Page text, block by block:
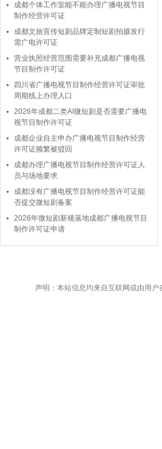
成都个体工作室能不能办理广播电视节目
制作经营许可证
成都文旅宣传短剧品牌定制短剧拍摄发行
需广电许可证
营业执照经营范围需要补充成都广播电视
节目制作许可证
四川省广播电视节目制作经营许可证审批
周期线上办理入口
2026年成都二类AI微短剧是否需要广播电
视节目制作许可证
成都企业自主申办广播电视节目制作经营
许可证频繁被驳回
成都办理广播电视节目制作经营许可证人
员与场地要求
成都没有广播电视节目制作经营许可证能
否提交微短剧备案
2026年微短剧新规落地成都广播电视节目
制作许可证申请
声明：本站信息均来自互联网或由用